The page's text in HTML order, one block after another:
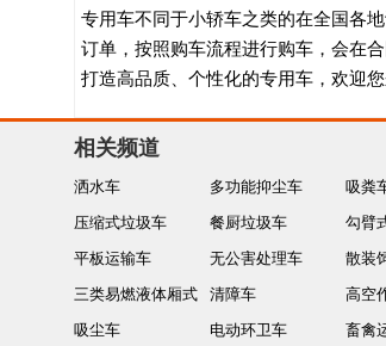
专用车不同于小轿车之类的在全国各
订单，按照购车流程进行购车，会在
打造高品质、个性化的专用车，欢迎
相关频道
洒水车 多功能抑尘车 吸粪
压缩式垃圾车
餐厨垃圾车 勾臂
平板运输车
无公害处理车 散装
三类易燃液体厢式
运输车
清障车 高空
吸尘车
电动环卫车 畜禽